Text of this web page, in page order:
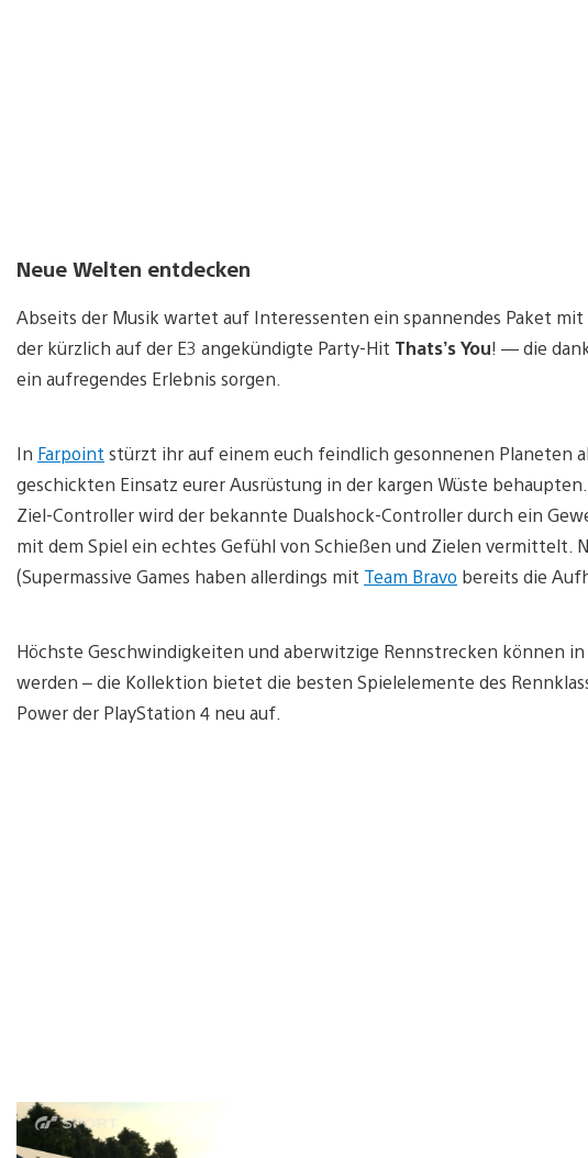
Neue Welten entdecken
Abseits der Musik wartet auf Interessenten ein spannendes Paket
der kürzlich auf der E3 angekündigte Party-Hit Thats’s You! — die
ein aufregendes Erlebnis sorgen.
In Farpoint stürzt ihr auf einem euch feindlich gesonnenen Planeten
geschickten Einsatz eurer Ausrüstung in der kargen Wüste
Ziel-Controller wird der bekannte Dualshock-Controller durch ein
mit dem Spiel ein echtes Gefühl von Schießen und Zielen vermittelt.
(Supermassive Games haben allerdings mit Team Bravo bereits die
Höchste Geschwindigkeiten und aberwitzige Rennstrecken können in
werden – die Kollektion bietet die besten Spielelemente des
Power der PlayStation 4 neu auf.